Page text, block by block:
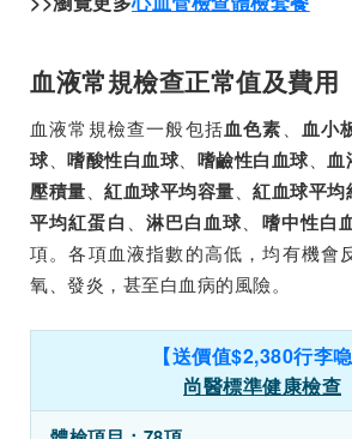
血液常規檢查正常值及費用
血液常規檢查一般包括血色素 血小
球 、嗜酸性白血球 嗜鹼性白血球 血
壓積量 、紅血球平均容量 、紅血球平均
平均紅蛋白
淋巴白血球 嗜中性白
項。各項血液指數的高低，均有機會
氧、發炎，甚至白血病的風險。
【送價值$2,380行李喼
尚醫標準健康檢查